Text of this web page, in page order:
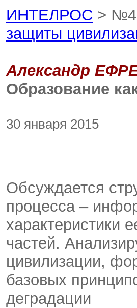
ИНТЕЛРОС >
защиты
Александр
Образование
30 января 2015
Обсуждается
процесса –
характеристики
частей.
цивилизации,
базовых
деградации